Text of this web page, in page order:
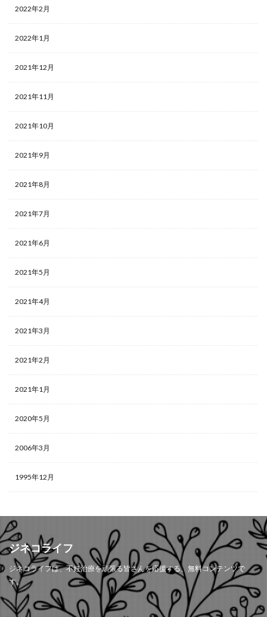
2022年2月
2022年1月
2021年12月
2021年11月
2021年10月
2021年9月
2021年8月
2021年7月
2021年6月
2021年5月
2021年4月
2021年3月
2021年2月
2021年1月
2020年5月
2006年3月
1995年12月
ジネコライフ
ジネコライフは、不妊治療を頑張る皆さんを応援する、無料コンテンツで
す。